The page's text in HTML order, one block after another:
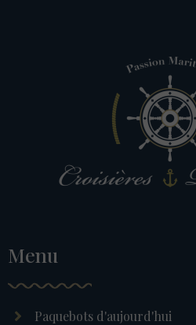
Menu
Paquebots d'aujourd'hui